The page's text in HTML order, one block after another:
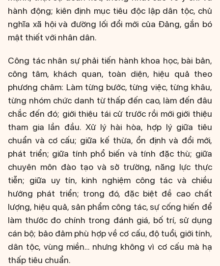
hành động; kiên định mục tiêu độc lập dân tộc, chủ
nghĩa xã hội và đường lối đổi mới của Đảng, gắn bó
mật thiết với nhân dân.
Công tác nhân sự phải tiến hành khoa học, bài bản,
công tâm, khách quan, toàn diện, hiệu quả theo
phương châm: Làm từng bước, từng việc, từng khâu,
từng nhóm chức danh từ thấp đến cao, làm đến đâu
chắc đến đó; giới thiệu tái cử trước rồi mới giới thiệu
tham gia lần đầu. Xử lý hài hòa, hợp lý giữa tiêu
chuẩn và cơ cấu; giữa kế thừa, ổn định và đổi mới,
phát triển; giữa tính phổ biến và tính đặc thù; giữa
chuyên môn đào tạo và sở trường, năng lực thực
tiễn; giữa uy tín, kinh nghiệm công tác và chiều
hướng phát triển; trong đó, đặc biệt đề cao chất
lượng, hiệu quả, sản phẩm công tác, sự cống hiến để
làm thước đo chính trong đánh giá, bố trí, sử dụng
cán bộ; bảo đảm phù hợp về cơ cấu, độ tuổi, giới tính,
dân tộc, vùng miền… nhưng không vì cơ cấu mà hạ
thấp tiêu chuẩn.